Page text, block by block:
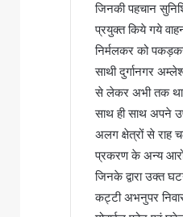
जिनकी पहचान
प्रयुक्त किये गये
निर्मलकर को
साथी दुर्गानगर
से लेकर अभी तक
साथ ही साथ अपने
अलग क्षेत्रों से राह
प्रकरण के अन्य
जिनके द्वारा उक्त
कट्टी अभनुपर